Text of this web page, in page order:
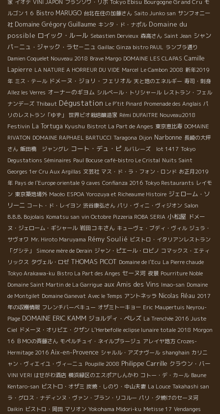
家 イオデ VINI JAPON フランソワ・リボ Tokyo Ebisu Bourgogne Grand Cru モ
ルゴン１６ Bistro MARUGO 台北在住の加藤さん Saito Junko san サンフォニー
社 Domaine Grégory Guillaume キンタ・ド・ナポル Domaine du
possible ロイック・ルール Sebastien Dervieux 森高さん Saint Jean シャン
パ－ニュ・ジャック・ラセ－ニュ Gaillac Ginza bistro PAUL ランブラ通り
Damien Coquelet Nouveau 2018 Brave Margo DOMAINE LES CLAPAS Camille
Lapierre LA NATURE A HORREUR DU VIDE Marcel Le Cambon 2008 新年2019
年 ミス・テール ドメーヌ・ジョリ・フェリオル 天と地のエネルギー 寿司・刺身
Allez les Verres オーナーのギヨム シルベール・トリシャール レストラン・フェル
ナンデーズ Thibaut Dégustation Le P'tit Pinard Promenade des Anglais パ
リのレストラン「ゆず」
世界ビオ栽培醸造家 Rémi DUFAITRE Nouveau2018
Festivin La Tortuga Kyushu Bistrot La Part de Anges 東京恵比寿 DOMAINE
RIVATON DOMAINE RAPHAEL BARTUCCI Taragona Dijon Narbonne 長崎の大坪
さん 飯田橋 ジャングレ コート・デュ・ピ ルバレーズ lot 1417 Tokyo
Degustations Séminaires Paul Bocuse café-bistro Le Cristal Nuits Saint
Georges 1er Cru Aux Argillas 文芸社 マス・ド・ラ・フォン・ロンド お正月2019
年 Pays de l'Europe orientale 9 caves Confianza 2016 Tokyo Restaurants レイモ
ン 東京築地場外 Macéo ESPOA Yorozuya et Richeaume Histoire ジェローム・ソ
リーニ コート・ド・レイヨン 渋谷康弘さん パリ・ヴィニ・ヴィジオン Salon
B.B.B. Bojolais Komatsu san vin Octobre Pizzeria ROBA SERIA 小松屋 ドメー
ヌ・ジェローム・ギシャール 岩田コキさん キューヴェ・ブディ・ヴィル ジュラ・
サヴォワ Mr. Hiroto Maruyama Rémy Soulié ビストロ・イタリアンレストラン
「グシテ」
Simone mère de Derain ジャン・ピエール・ロビノ コマックス・エティ
リックス タヴェル・ロゼ THOMAS PICOT Domaine de l'Ecu La Pierre chaude
Tokyo Arakawa-ku Bistro La Part des Anges セーヌ河 夜景 Pourriture Noble
Domaine Saint Martin de La Garrigue aux Amis des Vins Imao-san Domaine
de Montgilet Domaine Ganevat Avec le Temps アントネッラ Nicolas Réau 2017
年の収穫情報 フレンチバーベキュー オザミトーキョー Eric Maupertuis Neyrou-
Plage DOMAINE ERIC KAMM ジョルディ・ペレズ La Trenchée 2016 Juste
Ciel ドメーヌ・オリビエ・クザン L'Herbefolle eclipse lunaire totale 2018 Morgon
16 ＢＭОの斉藤さん モペルチュイ・ネイルプラージュ アレイヤ地方 Crozes-
Hermitage 2016 Aix-en-Provence シャルル・アズナヴール shanghain カリニ
ャン・ヴィエイユ・ヴィーニュ Poupille 2008 Philippe Carrille クラウン・バー
VINI VERI はせがわ酒店 横浜緑区のエスポアしんかわ コトー・デ・カール Baune
Kentaro-san ビストロ・オザミ 炭焼・しのり・中山夫妻 La Louce Takahashi san
ラ・グロス・ナディンヌ・ヴァン・ブラン・リコルー パリ・夕焼けのセーヌ河
Daikin ビストロ・岡田 マリオン Yokohama Midori-ku Metisse 17 Vendanges